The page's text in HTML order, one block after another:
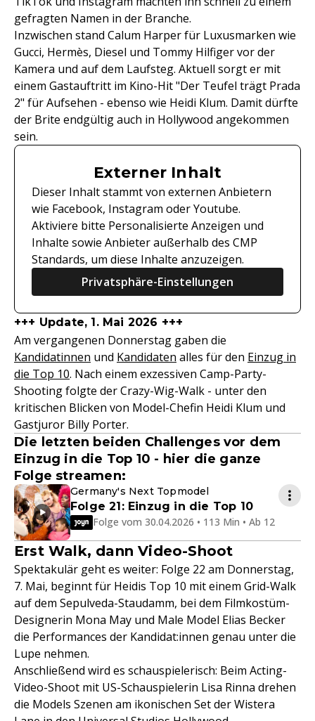
gefragten Namen in der Branche.
Inzwischen stand Calum Harper für Luxusmarken wie
Gucci, Hermès, Diesel und Tommy Hilfiger vor der
Kamera und auf dem Laufsteg. Aktuell sorgt er mit
einem Gastauftritt im Kino-Hit "Der Teufel trägt Prada
2" für Aufsehen - ebenso wie Heidi Klum. Damit dürfte
der Brite endgültig auch in Hollywood angekommen
sein.
Externer Inhalt
Dieser Inhalt stammt von externen Anbietern
wie Facebook, Instagram oder Youtube.
Aktiviere bitte Personalisierte Anzeigen und
Inhalte sowie Anbieter außerhalb des CMP
Standards, um diese Inhalte anzuzeigen.
Privatsphäre-Einstellungen
+++ Update, 1. Mai 2026 +++
Am vergangenen Donnerstag gaben die
Kandidatinnen und Kandidaten alles für den Einzug in
die Top 10. Nach einem exzessiven Camp-Party-
Shooting folgte der Crazy-Wig-Walk - unter den
kritischen Blicken von Model-Chefin Heidi Klum und
Gastjuror Billy Porter.
Die letzten beiden Challenges vor dem
Einzug in die Top 10 - hier die ganze
Folge streamen:
Germany's Next Topmodel
Folge 21: Einzug in die Top 10
Folge vom 30.04.2026 • 113 Min • Ab 12
Erst Walk, dann Video-Shoot
Spektakulär geht es weiter: Folge 22 am Donnerstag,
7. Mai, beginnt für Heidis Top 10 mit einem Grid-Walk
auf dem Sepulveda-Staudamm, bei dem Filmkostüm-
Designerin Mona May und Male Model Elias Becker
die Performances der Kandidat:innen genau unter die
Lupe nehmen.
Anschließend wird es schauspielerisch: Beim Acting-
Video-Shoot mit US-Schauspielerin Lisa Rinna drehen
die Models Szenen am ikonischen Set der Wistera